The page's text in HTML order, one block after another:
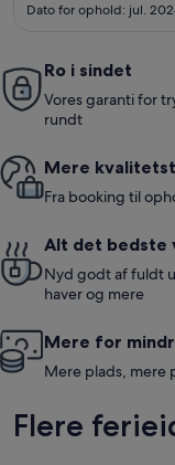
Dato for ophold: jul.
Ro i sindet
Vores garanti for
rundt
Mere
Fra booking til
Alt det bedste
Nyd godt af fuldt
haver og mere
Mere for
Mere plads, mere
Flere